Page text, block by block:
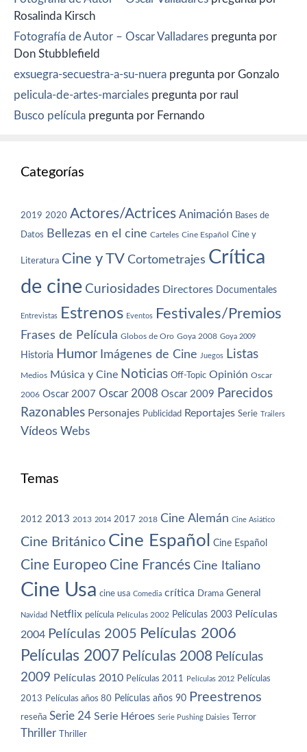
Rosalinda Kirsch
Fotografía de Autor – Oscar Valladares pregunta por
Don Stubblefield
exsuegra-secuestra-a-su-nuera pregunta por Gonzalo
pelicula-de-artes-marciales pregunta por raul
Busco película pregunta por Fernando
Categorías
2019 2020 Actores/Actrices Animación Bases de
Datos Bellezas en el cine Carteles Cine Español Cine y
Literatura Cine y TV Cortometrajes Crítica
de cine Curiosidades Directores Documentales
Entrevistas Estrenos Eventos Festivales/Premios
Frases de Película Globos de Oro Goya 2008 Goya 2009
Historia Humor Imágenes de Cine Juegos Listas
Medios Música y Cine Noticias Off-Topic Opinión Oscar
2006 Oscar 2007 Oscar 2008 Oscar 2009 Parecidos
Razonables Personajes Publicidad Reportajes Serie Trailers
Vídeos Webs
Temas
2012 2013 2013 2014 2017 2018 Cine Alemán Cine Asiático
Cine Británico Cine Español Cine Español
Cine Europeo Cine Francés Cine Italiano
Cine Usa cine usa Comedia crítica Drama General
Navidad Netflix película Películas 2002 Películas 2003 Películas
2004 Películas 2005 Películas 2006
Películas 2007 Películas 2008 Películas
2009 Películas 2010 Películas 2011 Películas 2012 Películas
2013 Películas años 80 Películas años 90 Preestrenos
reseña Serie 24 Serie Héroes Serie Pushing Daisies Terror
Thriller Thriller